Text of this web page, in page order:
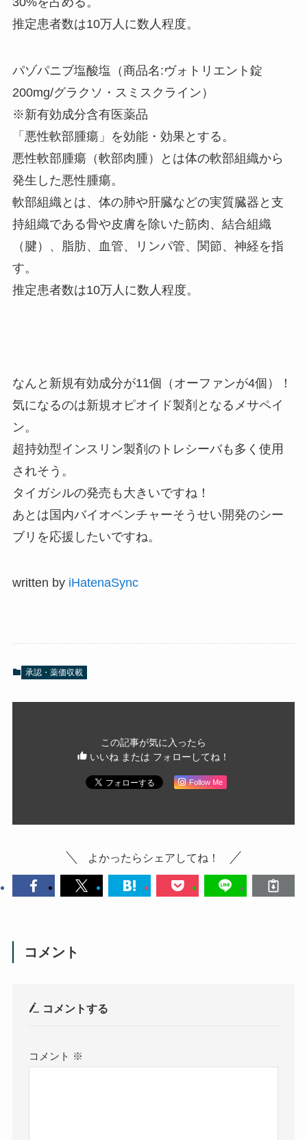
推定患者数は10万人に数人程度。
パゾパニブ塩酸塩（商品名:ヴォトリエント錠
200mg/グラクソ・スミスクライン）
※新有効成分含有医薬品
「悪性軟部腫瘍」を効能・効果とする。
悪性軟部腫瘍（軟部肉腫）とは体の軟部組織から
発生した悪性腫瘍。
軟部組織とは、体の肺や肝臓などの実質臓器と支
持組織である骨や皮膚を除いた筋肉、結合組織
（腱）、脂肪、血管、リンパ管、関節、神経を指
す。
推定患者数は10万人に数人程度。
なんと新規有効成分が11個（オーファンが4個）！
気になるのは新規オピオイド製剤となるメサペイ
ン。
超持効型インスリン製剤のトレシーバも多く使用
されそう。
タイガシルの発売も大きいですね！
あとは国内バイオベンチャーそうせい開発のシー
ブリを応援したいですね。
written by iHatenaSync
承認・薬価収載
この記事が気に入ったら
いいね または フォローしてね！
Follow Me
よかったらシェアしてね！
コメント
コメントする
コメント ※